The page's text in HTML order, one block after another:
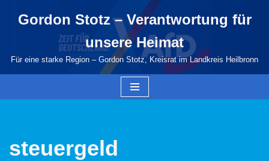
springen
Gordon Stotz – Verantwortung für
unsere Heimat
Für eine starke Region – Gordon Stotz, Kreisrat im Landkreis Heilbronn
steuergeld